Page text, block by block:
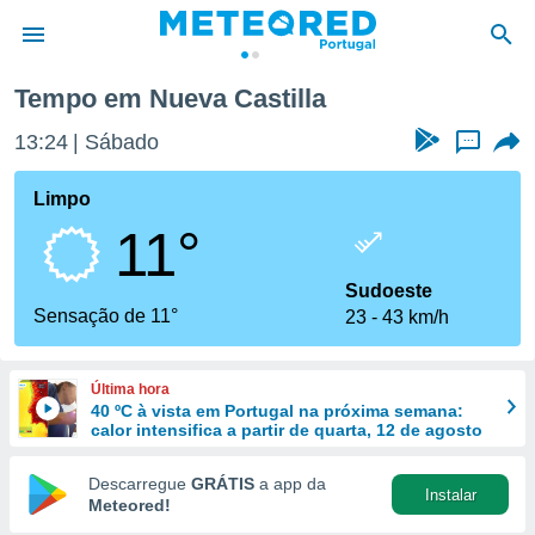
da
foi
fornecidas
a este
das
e
forma
digital
Tempo em Nueva Castilla
13:24 Sábado ...
Limpo
11°
Sensação de 11°
Sudoeste
23
43 km/h
Última hora
40 ºC à vista em Portugal na próxima semana:
calor intensifica a partir de quarta, 12 de agosto
Descarregue GRÁTIS a app da
Meteored!
Instalar